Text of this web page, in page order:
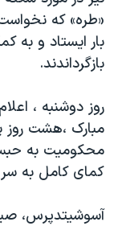
«طره» که
بار ایستاد و به
بازگرداندند.
روز دوشنبه ،
مبارک ،هشت روز
محکومیت به
کمای کامل به